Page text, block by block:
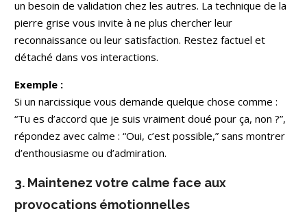
un besoin de validation chez les autres. La technique de la
pierre grise vous invite à ne plus chercher leur
reconnaissance ou leur satisfaction. Restez factuel et
détaché dans vos interactions.
Exemple :
Si un narcissique vous demande quelque chose comme :
“Tu es d’accord que je suis vraiment doué pour ça, non ?”,
répondez avec calme : “Oui, c’est possible,” sans montrer
d’enthousiasme ou d’admiration.
3. Maintenez votre calme face aux
provocations émotionnelles